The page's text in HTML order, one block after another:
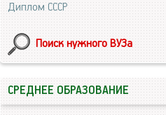
Диплом СССР
Поиск нужного ВУЗа
СРЕДНЕЕ ОБРАЗОВАНИЕ